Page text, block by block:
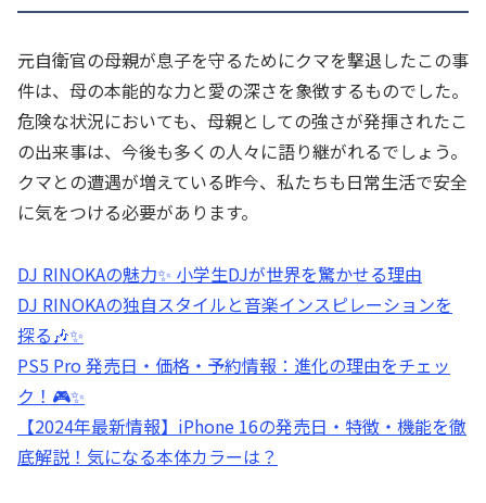
元自衛官の母親が息子を守るためにクマを撃退したこの事
件は、母の本能的な力と愛の深さを象徴するものでした。
危険な状況においても、母親としての強さが発揮されたこ
の出来事は、今後も多くの人々に語り継がれるでしょう。
クマとの遭遇が増えている昨今、私たちも日常生活で安全
に気をつける必要があります。
DJ RINOKAの魅力✨ 小学生DJが世界を驚かせる理由
DJ RINOKAの独自スタイルと音楽インスピレーションを
探る🎶✨
PS5 Pro 発売日・価格・予約情報：進化の理由をチェッ
ク！🎮✨
【2024年最新情報】iPhone 16の発売日・特徴・機能を徹
底解説！気になる本体カラーは？